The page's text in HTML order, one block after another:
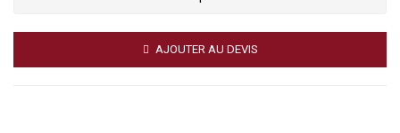
AJOUTER AU DEVIS